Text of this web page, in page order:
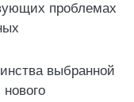
проблемах
выбранной